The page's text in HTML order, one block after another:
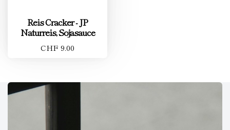
Reis Cracker - JP
Naturreis, Sojasauce
CHF 9.00